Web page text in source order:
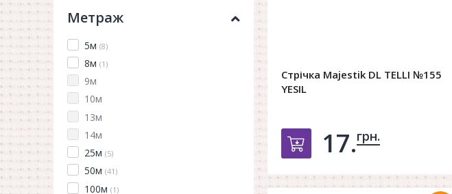
Метраж
5м (8)
8м (1)
9м
10м
13м
14м
25м (5)
50м (41)
100м (1)
Стрічка Majestik DL TELLI №155
YESIL
Добавить в корзину
17.грн.